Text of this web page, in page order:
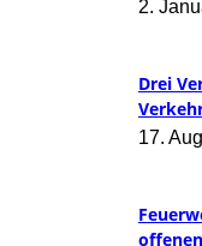
2.
Drei
17.